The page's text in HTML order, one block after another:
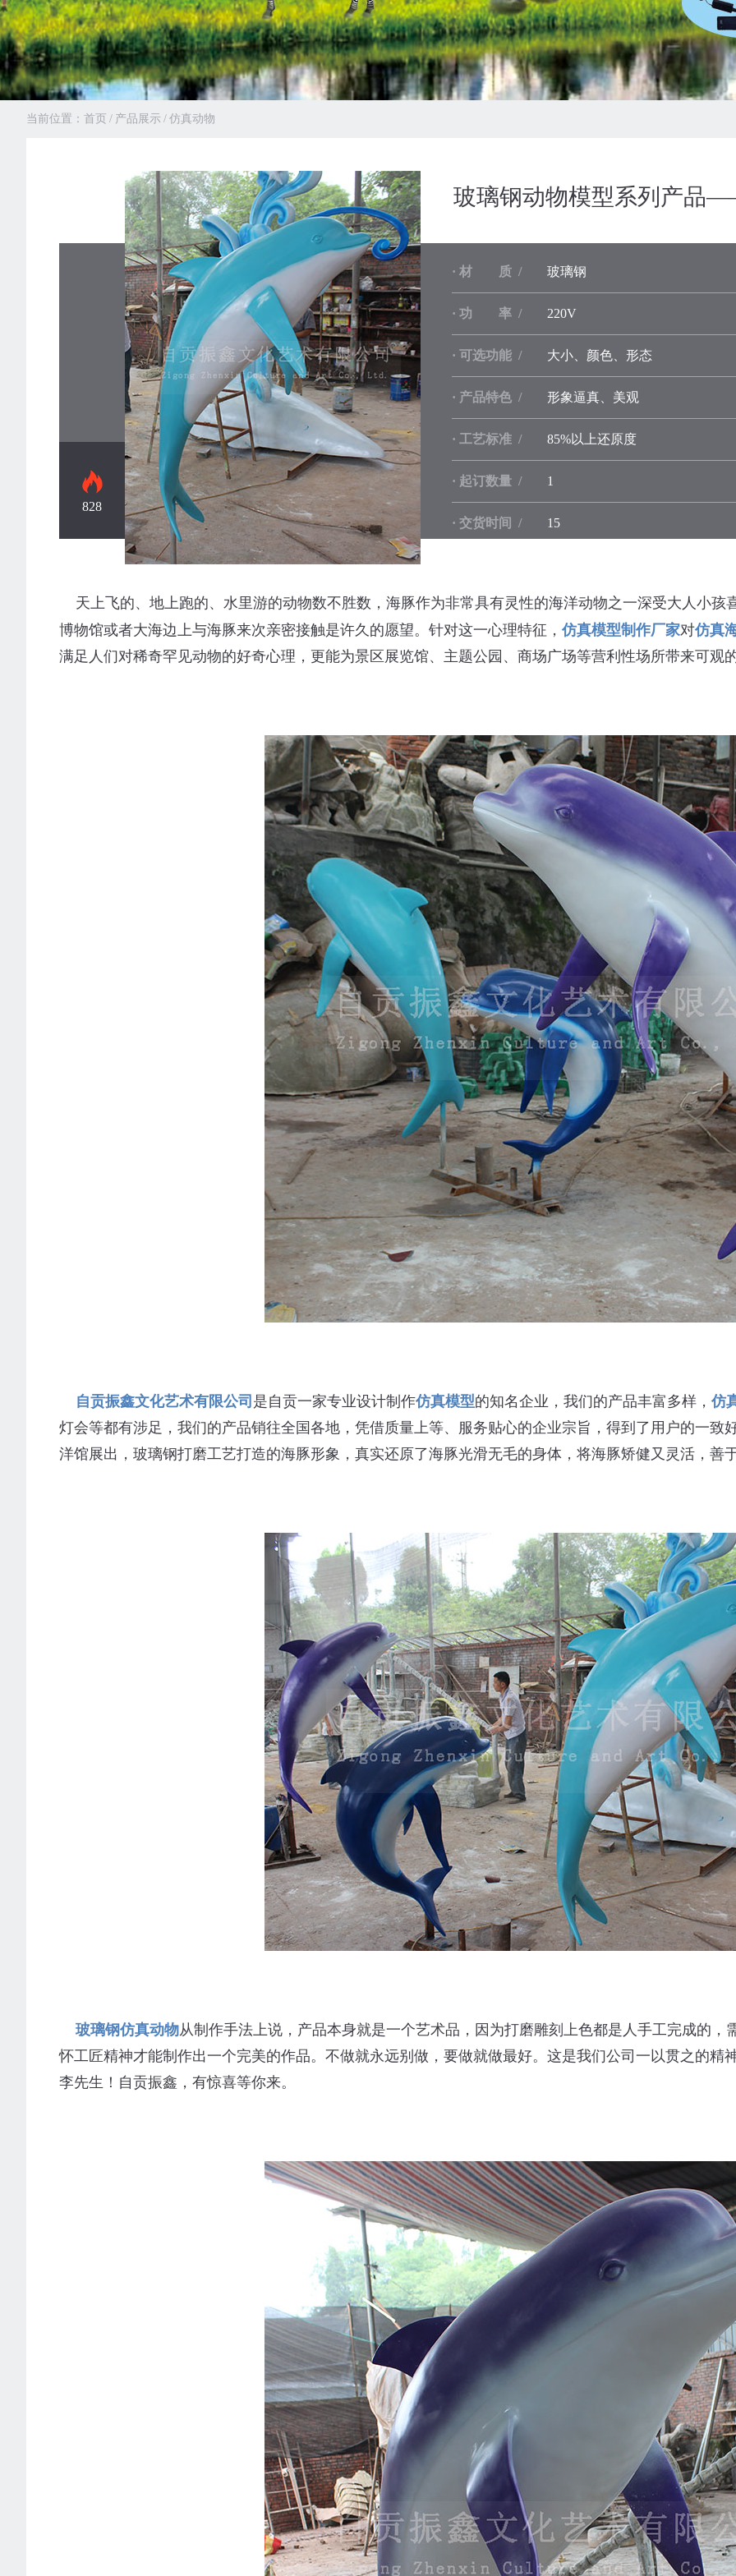
当前位置： 首页 / 产品展示 / 仿真动物
828
玻璃钢动物模型系列产品
· 材 质 / 玻璃钢
· 功 率 / 220V
· 可选功能 / 大小、颜色、形态
· 产品特色 / 形象逼真、美观
· 工艺标准 / 85%以上还原度
· 起订数量 / 1
· 交货时间 / 15
天上飞的、地上跑的、水里游的动物数不胜数，海豚作为非常具有灵性的海洋动物之一深受大人小孩
博物馆或者大海边上与海豚来次亲密接触是许久的愿望。针对这一心理特征， 仿真模型制作厂家对仿真
满足人们对稀奇罕见动物的好奇心理，更能为景区展览馆、主题公园、商场广场等营利性场所带来可观
自贡振鑫文化艺术有限公司 是自贡一家专业设计制作仿真模型的知名企业，我们的产品丰富多样， 仿
灯会等都有涉足，我们的产品销往全国各地，凭借质量上等、服务贴心的企业宗旨，得到了用户的一致
洋馆展出，玻璃钢打磨工艺打造的海豚形象，真实还原了海豚光滑无毛的身体，将海豚矫健又灵活，善
玻璃钢仿真动物从制作手法上说，产品本身就是一个艺术品，因为打磨雕刻上色都是人手工完成的
怀工匠精神才能制作出一个完美的作品。不做就永远别做，要做就做最好。这是我们公司一以贯之的精
李先生！自贡振鑫，有惊喜等你来。